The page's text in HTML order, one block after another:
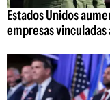
Estados Unidos
empresas vinculadas